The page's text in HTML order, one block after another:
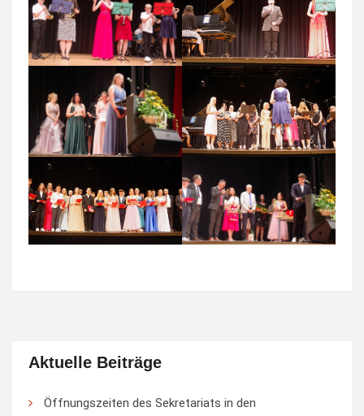
Aktuelle Beiträge
Öffnungszeiten des Sekretariats in den